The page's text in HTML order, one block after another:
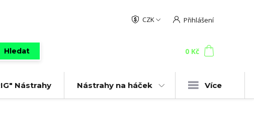
CZK Přihlášení
Hledat 0 Kč
Nástrahy Nástrahy na háček Více